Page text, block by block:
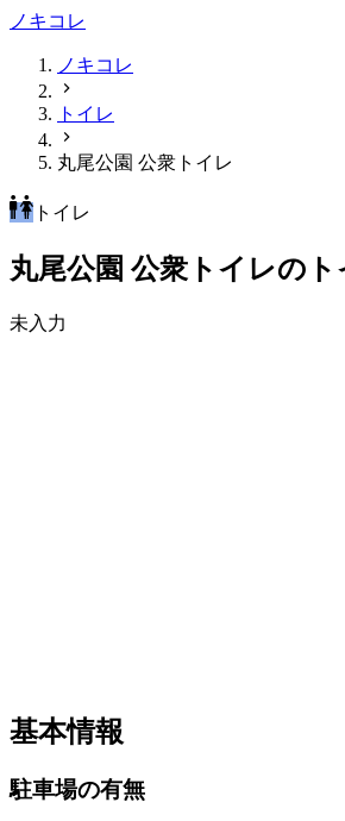
ノキコレ
ノキコレ
トイレ
丸尾公園 公衆トイレ
トイレ
丸尾公園 公衆トイレのト
未入力
基本情報
駐車場の有無